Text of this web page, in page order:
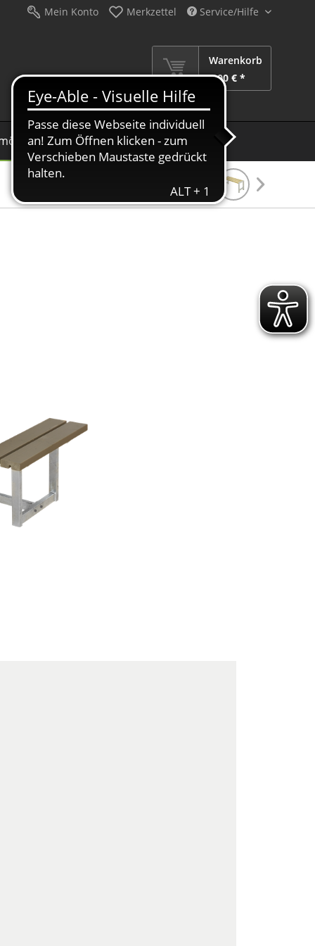
Mein Konto Merkzettel Service/Hilfe
Warenkorb
0,00 € *
Schirme Dekoration Sale %